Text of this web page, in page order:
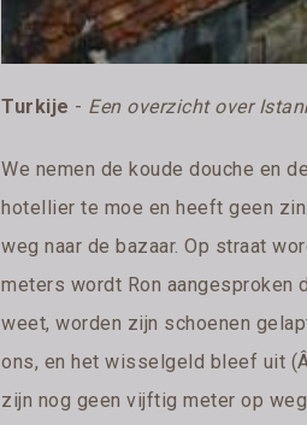
Turkije - Een overzicht over
We nemen de koude douche en
hotellier te moe en heeft geen
weg naar de bazaar. Op straat
meters wordt Ron aangesproken
weet, worden zijn schoenen
ons, en het wisselgeld bleef uit
zijn nog geen vijftig meter op